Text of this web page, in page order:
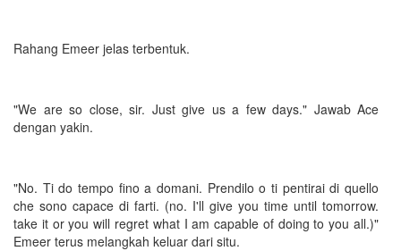
Rahang Emeer jelas terbentuk.
"We are so close, sir. Just give us a few days." Jawab Ace
dengan yakin.
"No. Ti do tempo fino a domani. Prendilo o ti pentirai di quello
che sono capace di farti. (no. I'll give you time until tomorrow.
take it or you will regret what I am capable of doing to you all.)"
Emeer terus melangkah keluar dari situ.